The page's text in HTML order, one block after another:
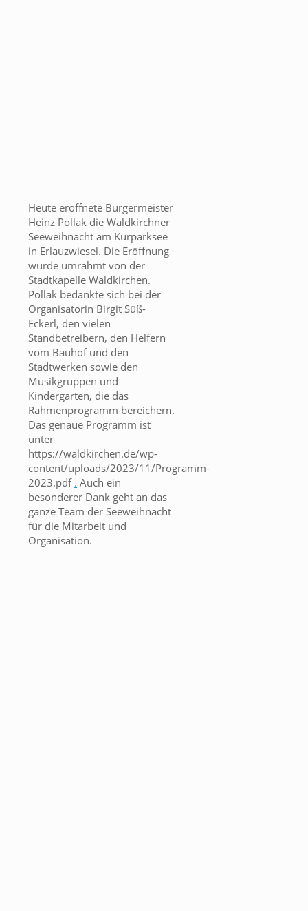
Heute eröffnete Bürgermeister
Heinz Pollak die Waldkirchner
Seeweihnacht am Kurparksee
in Erlauzwiesel. Die Eröffnung
wurde umrahmt von der
Stadtkapelle Waldkirchen.
Pollak bedankte sich bei der
Organisatorin Birgit Süß-
Eckerl, den vielen
Standbetreibern, den Helfern
vom Bauhof und den
Stadtwerken sowie den
Musikgruppen und
Kindergärten, die das
Rahmenprogramm bereichern.
Das genaue Programm ist
unter
https://waldkirchen.de/wp-
content/uploads/2023/11/Programm-
2023.pdf . Auch ein
besonderer Dank geht an das
ganze Team der Seeweihnacht
für die Mitarbeit und
Organisation.